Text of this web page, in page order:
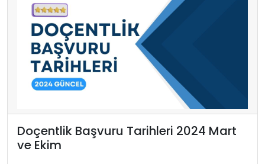
Doçentlik Başvuru Tarihleri 2024 Mart
ve Ekim